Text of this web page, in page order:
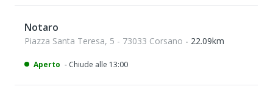
Notaro
Piazza Santa Teresa, 5 - 73033 Corsano - 22.09km
Aperto - Chiude alle 13:00